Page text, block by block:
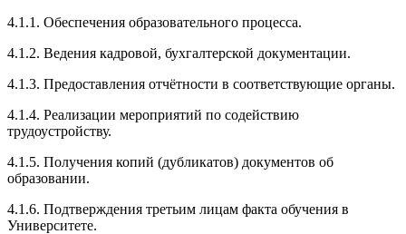
4.1.1. Обеспечения образовательного процесса.
4.1.2. Ведения кадровой, бухгалтерской документации.
4.1.3. Предоставления отчётности в соответствующие органы.
4.1.4. Реализации мероприятий по содействию
трудоустройству.
4.1.5. Получения копий (дубликатов) документов об
образовании.
4.1.6. Подтверждения третьим лицам факта обучения в
Университете.